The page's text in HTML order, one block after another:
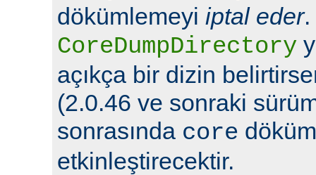
dökümlemeyi iptal eder.
CoreDumpDirectory
açıkça bir dizin
(2.0.46 ve sonraki
sonrasında core
etkinleştirecektir.